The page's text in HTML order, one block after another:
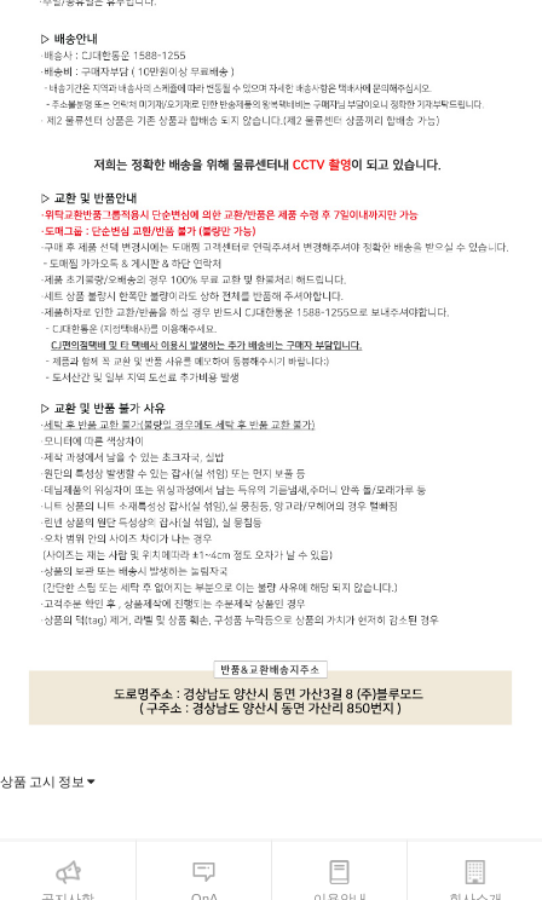
상품 고시 정보